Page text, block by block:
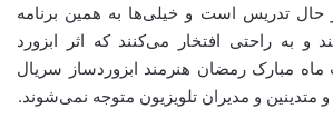
حال تدریس است و خیلی‌ها به همین برنامه
و به راحتی افتخار می‌کنند که اثر ابزورد
در ۳۰ شب ماه مبارک رمضان هنرمند ابزوردساز سریال
و مدیران تلویزیون متوجه نمی‌شوند.